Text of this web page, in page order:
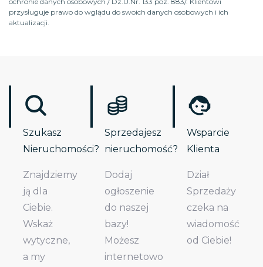
przysługuje prawo do wglądu do swoich danych osobowych i ich
aktualizacji.
Szukasz
Nieruchomości?
Znajdziemy
ją dla
Ciebie.
Wskaż
wytyczne,
a my
Sprzedajesz
nieruchomość?
Dodaj
ogłoszenie
do naszej
bazy!
Możesz
internetowo
Wsparcie
Klienta
Dział
Sprzedaży
czeka na
wiadomość
od Ciebie!